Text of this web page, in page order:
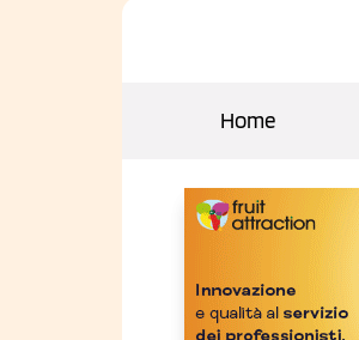
Home